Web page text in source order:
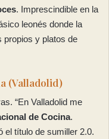
. Imprescindible en la
leonés donde la
propios y platos de
(Valladolid)
“En Valladolid me
de Cocina.
el título de sumiller 2.0.